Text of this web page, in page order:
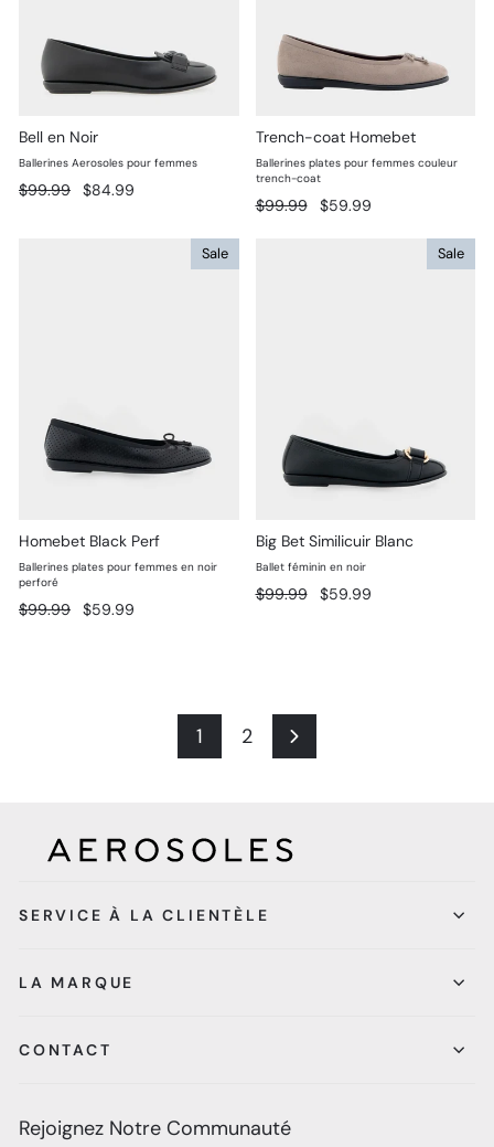
Bell en Noir
Ballerines Aerosoles pour femmes
Prix
$99.99
Prix
$84.99
Trench-coat Homebet
Ballerines plates pour femmes couleur
trench-coat
Prix
$99.99
Prix
$59.99
Sale
Homebet Black Perf
Ballerines plates pour femmes en noir
perforé
Prix
$99.99
Prix
$59.99
Sale
Big Bet Similicuir Blanc
Ballet féminin en noir
Prix
$99.99
Prix
$59.99
1 2 Suivant
SERVICE À LA CLIENTÈLE
LA MARQUE
CONTACT
Rejoignez Notre Communauté